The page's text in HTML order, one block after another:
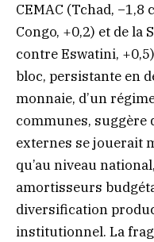
CEMAC (Tchad,
Congo, +0,2) et de la
contre Eswatini,
bloc, persistante en
monnaie, d’un
communes, suggère
externes se jouerait
qu’au niveau
amortisseurs
diversification
institutionnel. La